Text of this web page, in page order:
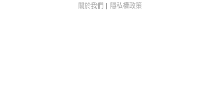
關於我們 | 隱私權政策